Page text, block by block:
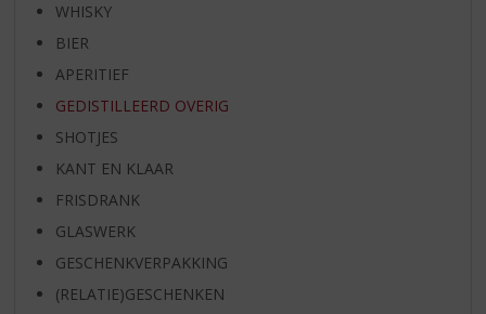
WHISKY
BIER
APERITIEF
GEDISTILLEERD OVERIG
SHOTJES
KANT EN KLAAR
FRISDRANK
GLASWERK
GESCHENKVERPAKKING
(RELATIE)GESCHENKEN